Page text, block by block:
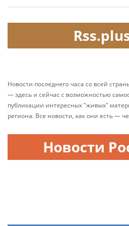
Новости последнего часа со всей
— здесь и сейчас с возможностью
публикации интересных "живых"
региона. Все новости, как они есть —
Новости